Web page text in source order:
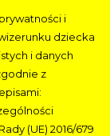
i
dziecka
i danych
z
(UE) 2016/679